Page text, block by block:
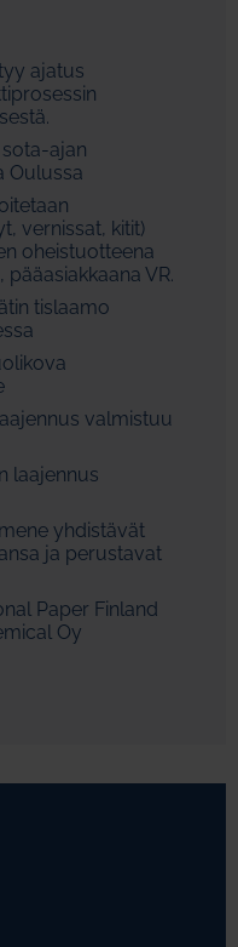
ajatus
ajan
Oulussa
vernissat, kitit)
oheistuotteena
VR.
tislaamo
valmistuu
laajennus
yhdistävät
ja perustavat
Paper Finland
Oy